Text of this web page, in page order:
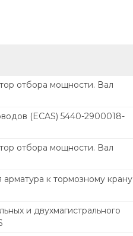
отбора мощности. Вал
(ECAS) 5440-2900018-
отбора мощности. Вал
к тормозному крану
и двухмагистрального